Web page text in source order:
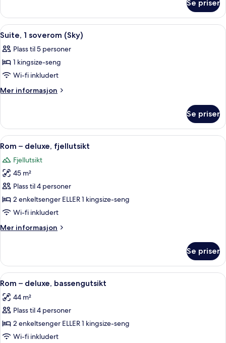
3
soverom
Se priser
Åpne
alle
bildene
av
Suite,
1
Dundyner, minibar, safe på rommet
9
Suite, 1 soverom (Sky)
Plass til 5 personer
1 kingsize-seng
Wi-fi inkludert
Mer informasjon
Mer
1
soverom
(Sky)
Se priser
Åpne
alle
bildene
av
Rom
–
deluxe,
Rom – deluxe, fjellutsikt | Dundyner,
9
Rom – deluxe, fjellutsikt
Fjellutsikt
45 m²
Plass til 4 personer
2 enkeltsenger ELLER 1 kingsize-seng
Wi-fi inkludert
Mer informasjon
Mer
–
deluxe,
fjellutsikt
Se priser
Åpne
alle
bildene
av
Rom
–
Dundyner, minibar, safe på rommet
6
Rom – deluxe, bassengutsikt
44 m²
Plass til 4 personer
2 enkeltsenger ELLER 1 kingsize-seng
Wi-fi inkludert